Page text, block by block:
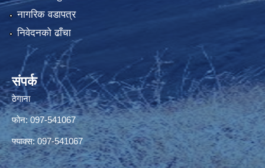
नागरिक वडापत्र
निवेदनको ढाँचा
संपर्क
ठेगाना
फोन: 097-541067
फ्याक्स: 097-541067